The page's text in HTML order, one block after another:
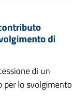
di
di un
lo svolgimento